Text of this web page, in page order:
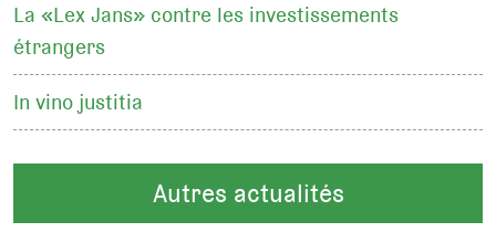
La «Lex Jans» contre les investissements
étrangers
In vino justitia
Autres actualités